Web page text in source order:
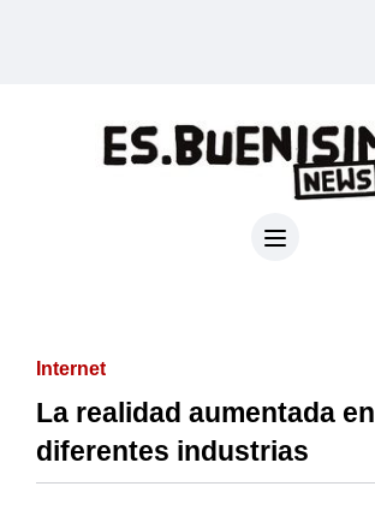
Internet
La realidad aumentada en
diferentes industrias